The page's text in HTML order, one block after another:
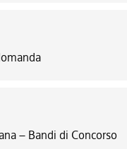
– Bandi di Concorso